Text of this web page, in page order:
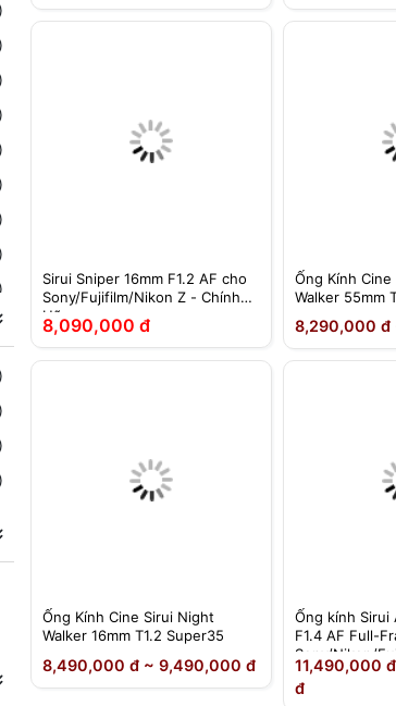
Sirui Sniper 16mm F1.2 AF cho
Sony/Fujifilm/Nikon Z - Chính
Hãng
8,090,000 đ
Ống Kính
Walker 55mm
8,290,000 đ
Ống Kính Cine Sirui Night
Walker 16mm T1.2 Super35
8,490,000 đ ~ 9,490,000 đ
Ống kính Sirui
F1.4 AF Full-
Sony/Nikon/
11,490,000
đ